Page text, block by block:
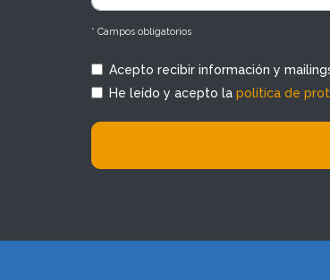
* Campos obligatorios
Acepto recibir información y
He leído y acepto la política de